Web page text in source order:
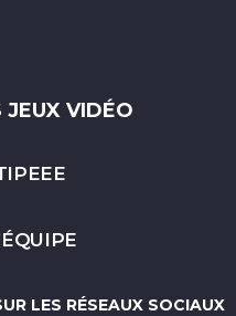
JEUX VIDÉO
LES RÉSEAUX SOCIAUX